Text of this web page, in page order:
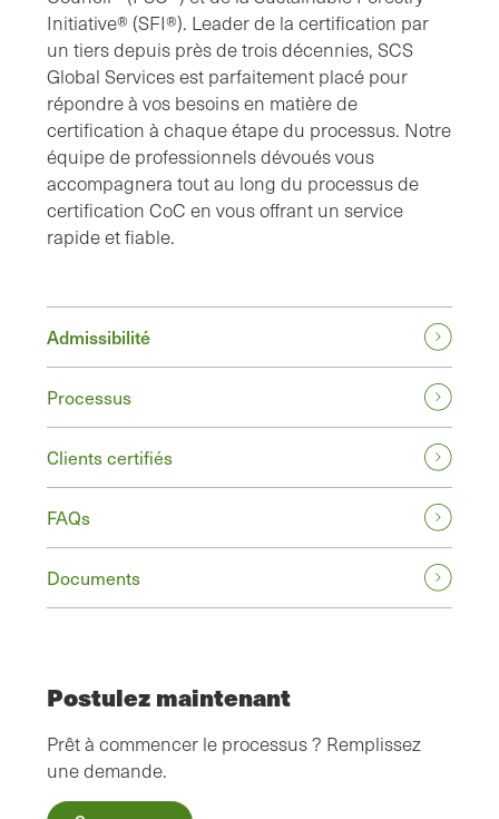
Initiative® (SFI®). Leader de la certification par
un tiers depuis près de trois décennies, SCS
Global Services est parfaitement placé pour
répondre à vos besoins en matière de
certification à chaque étape du processus. Notre
équipe de professionnels dévoués vous
accompagnera tout au long du processus de
certification CoC en vous offrant un service
rapide et fiable.
Admissibilité
Processus
Clients certifiés
FAQs
Documents
Postulez maintenant
Prêt à commencer le processus ? Remplissez
une demande.